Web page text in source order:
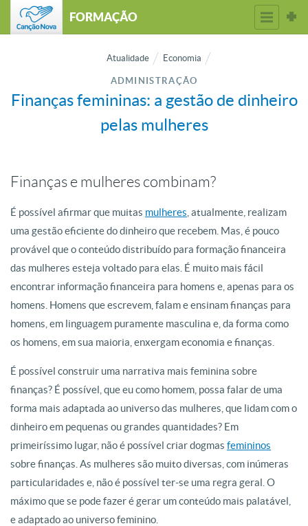
FORMAÇÃO
Atualidade Economia
ADMINISTRAÇÃO
Finanças femininas: a gestão de dinheiro
pelas mulheres
Finanças e mulheres combinam?
É possível afirmar que muitas mulheres , atualmente, realizam
uma gestão eficiente do dinheiro que recebem. Mas, é pouco
provável que o conteúdo distribuído para formação financeira
das mulheres esteja voltado para elas. É muito mais fácil
encontrar informação financeira para homens e, apenas para os
homens. Homens que escrevem, falam e ensinam finanças para
homens, em linguagem puramente masculina e, da forma como
os homens, em sua maioria, enxergam economia e finanças.
É possível construir uma narrativa mais feminina sobre
finanças? É possível, que eu como homem, possa falar de uma
forma mais adaptada ao universo das mulheres, que lidam com o
dinheiro em pequenas ou grandes quantidades? Em
primeiríssimo lugar, não é possível criar dogmas femininos
sobre finanças. As mulheres são muito diversas, com inúmeras
particularidades e, não é possível ter-se uma regra geral. O
máximo que se pode fazer é gerar um conteúdo mais palatável,
e adaptado ao universo feminino.